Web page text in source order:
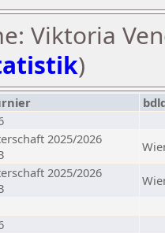
Viktoria
)
2025/2026
2025/2026